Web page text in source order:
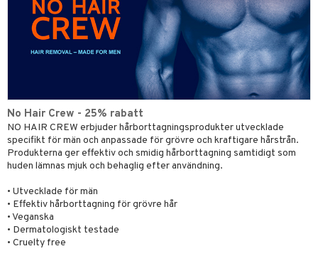
No Hair Crew - 25% rabatt
NO HAIR CREW erbjuder hårborttagningsprodukter utvecklade
specifikt för män och anpassade för grövre och kraftigare hårstrån.
Produkterna ger effektiv och smidig hårborttagning samtidigt som
huden lämnas mjuk och behaglig efter användning.
• Utvecklade för män
• Effektiv hårborttagning för grövre hår
• Veganska
• Dermatologiskt testade
• Cruelty free